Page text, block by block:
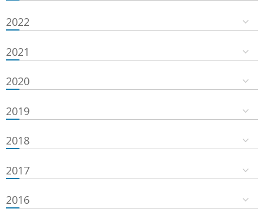
2022
2021
2020
2019
2018
2017
2016